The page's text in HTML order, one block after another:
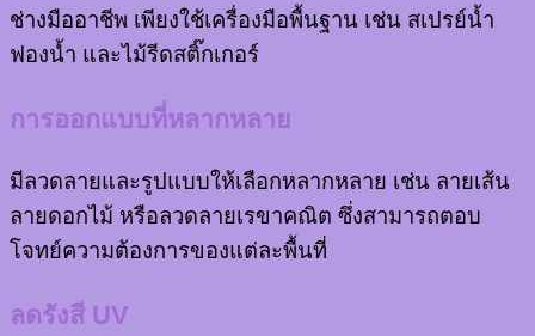
ช่างมืออาชีพ เพียงใช้เครื่องมือพื้นฐาน เช่น สเปรย์น้ำ
ฟองน้ำ และไม้รีดสติ๊กเกอร์
การออกแบบที่หลากหลาย
มีลวดลายและรูปแบบให้เลือกหลากหลาย เช่น ลายเส้น
ลายดอกไม้ หรือลวดลายเรขาคณิต ซึ่งสามารถตอบ
โจทย์ความต้องการของแต่ละพื้นที่
ลดรังสี UV